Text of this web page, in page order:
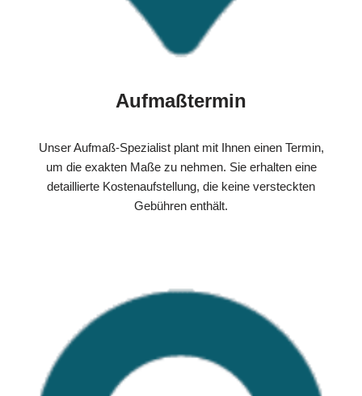
Aufmaßtermin
Unser Aufmaß-Spezialist plant mit Ihnen einen Termin,
um die exakten Maße zu nehmen. Sie erhalten eine
detaillierte Kostenaufstellung, die keine versteckten
Gebühren enthält.